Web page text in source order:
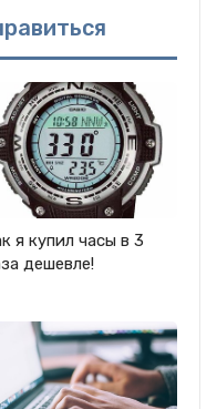
я купил часы в 3
дешевле!